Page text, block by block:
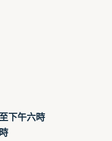
下午六時